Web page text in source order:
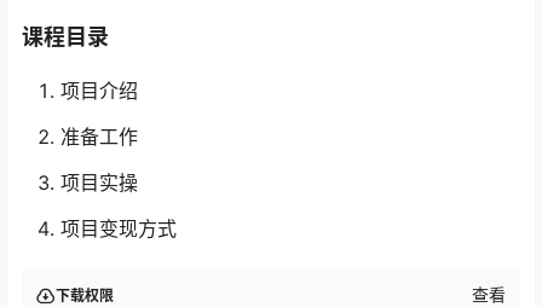
课程目录
项目介绍
准备工作
项目实操
项目变现方式
下载权限 查看